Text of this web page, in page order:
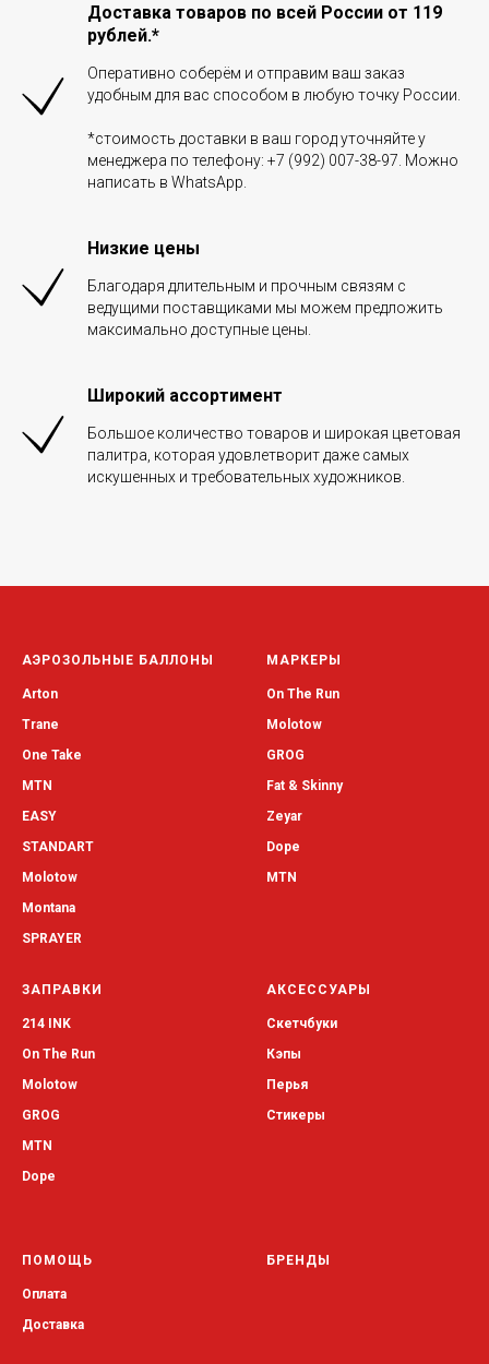
Доставка товаров по всей России от 119
рублей.*
Оперативно соберём и отправим ваш заказ
удобным для вас способом в любую точку России.
*стоимость доставки в ваш город уточняйте у
менеджера по телефону: +7 (992) 007-38-97. Можно
написать в WhatsApp.
Низкие цены
Благодаря длительным и прочным связям с
ведущими поставщиками мы можем предложить
максимально доступные цены.
Широкий ассортимент
Большое количество товаров и широкая цветовая
палитра, которая удовлетворит даже самых
искушенных и требовательных художников.
АЭРОЗОЛЬНЫЕ БАЛЛОНЫ
Arton
Trane
One Take
MTN
EASY
STANDART
Molotow
Montana
SPRAYER
МАРКЕРЫ
On The Run
Molotow
GROG
Fat & Skinny
Zeyar
Dope
MTN
ЗАПРАВКИ
214 INK
On The Run
Molotow
GROG
MTN
Dope
АКСЕССУАРЫ
Скетчбуки
Кэпы
Перья
Стикеры
ПОМОЩЬ
Оплата
Доставка
БРЕНДЫ